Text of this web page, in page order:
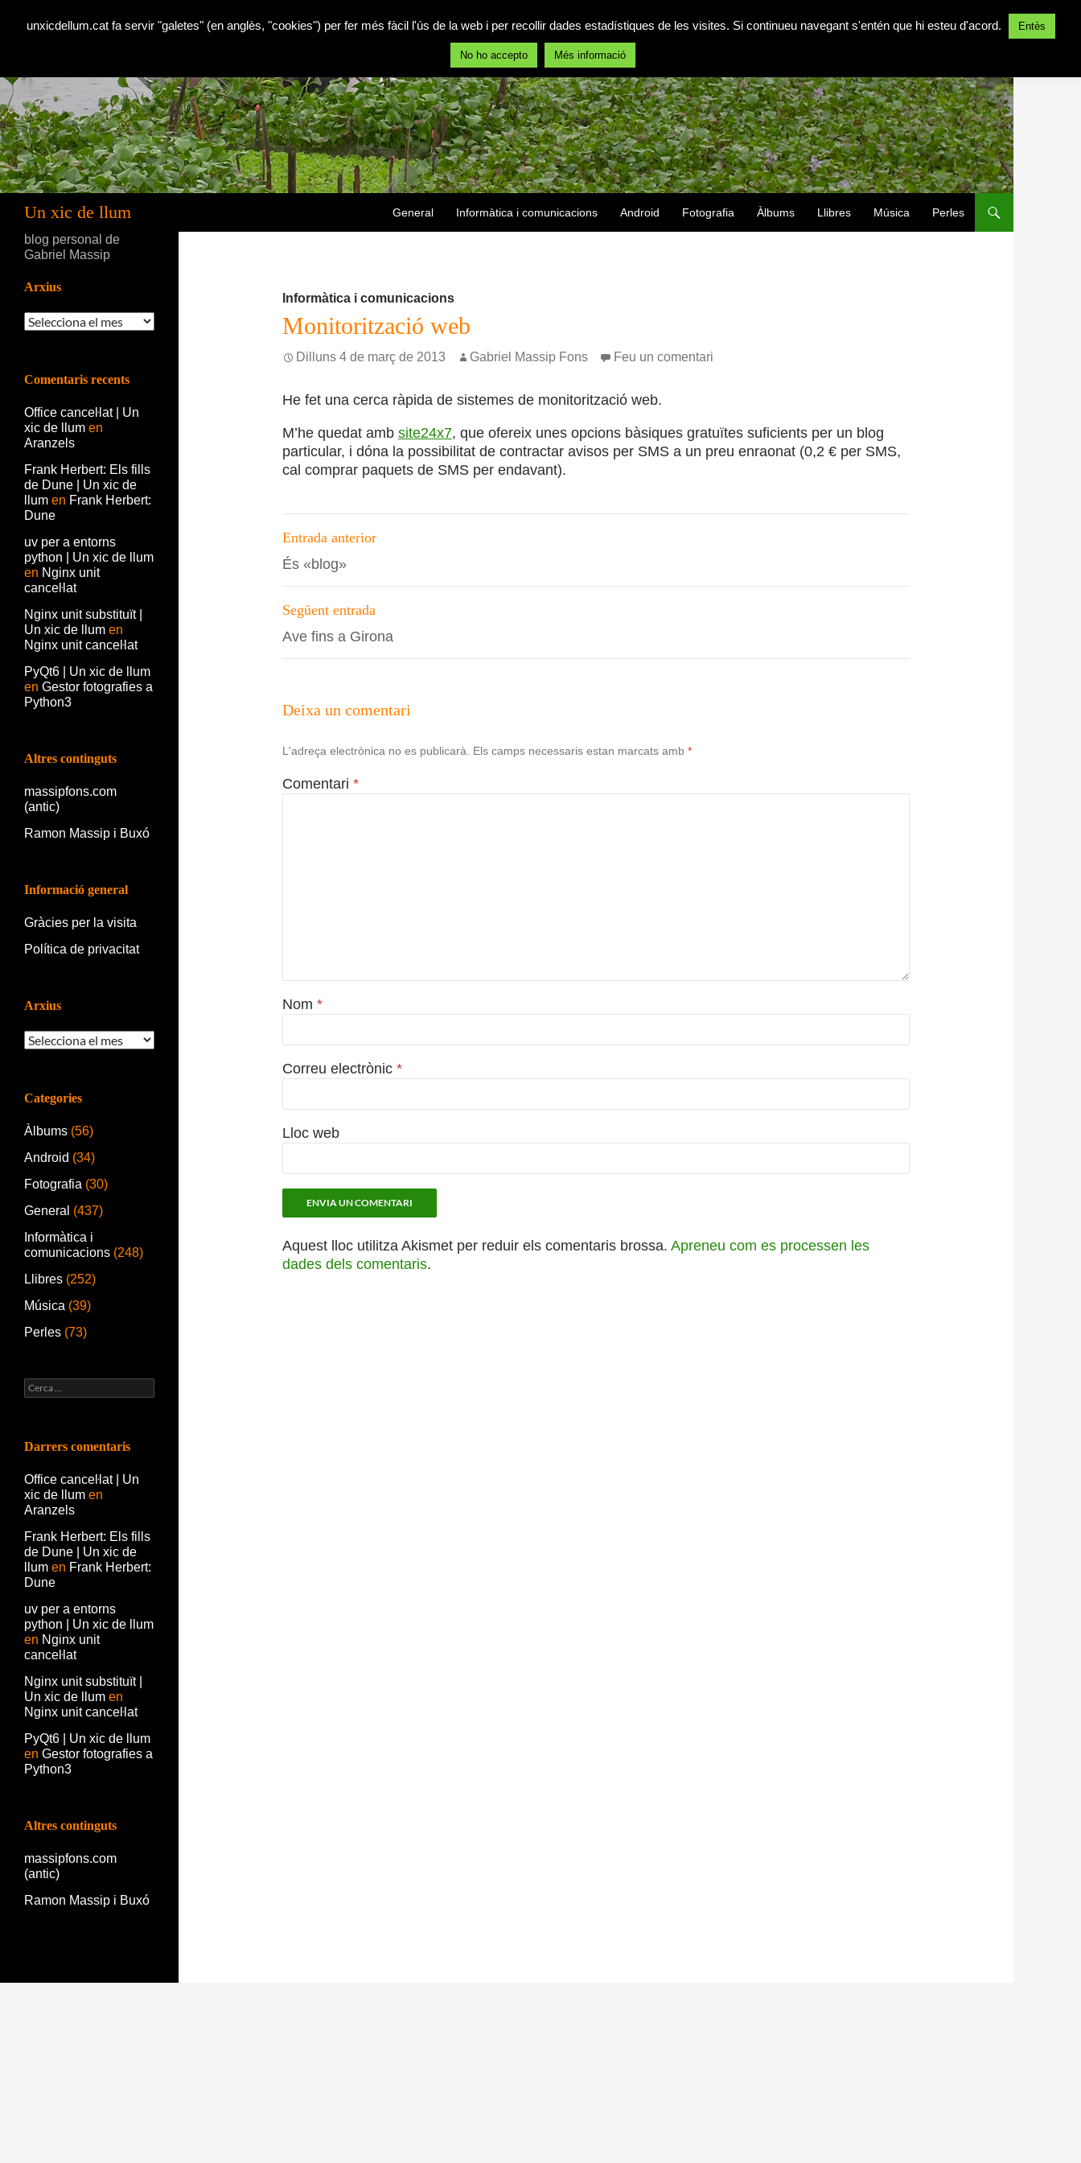
Un xic de llum
General
Informàtica i comunicacions Android Fotografia Àlbums Llibres Música Perles
Informàtica i comunicacions
Monitorització web
Dilluns 4 de març de 2013 Gabriel Massip Fons Feu un comentari
He fet una cerca ràpida de sistemes de monitorització web.
M’he quedat amb site24x7, que ofereix unes opcions bàsiques gratuïtes suficients per un blog
particular, i dóna la possibilitat de contractar avisos per SMS a un preu enraonat (0,2 € per SMS,
cal comprar paquets de SMS per endavant).
Navegació
per
les
entrades
Entrada anterior
És «blog»
Següent entrada
Ave fins a Girona
Deixa un comentari
L'adreça electrònica no es publicarà. Els camps necessaris estan marcats amb *
Comentari *
Nom *
Correu electrònic *
Lloc web
Aquest lloc utilitza Akismet per reduir els comentaris brossa. Apreneu com es processen les
dades dels comentaris.
blog personal de
Gabriel Massip
Arxius
Arxius
Comentaris recents
Office canceŀlat | Un
xic de llum en
Aranzels
Frank Herbert: Els fills
de Dune | Un xic de
llum en Frank Herbert:
Dune
uv per a entorns
python | Un xic de llum
en Nginx unit
canceŀlat
Nginx unit substituït |
Un xic de llum en
Nginx unit canceŀlat
PyQt6 | Un xic de llum
en Gestor fotografies a
Python3
Altres continguts
massipfons.com
(antic)
Ramon Massip i Buxó
Informació general
Gràcies per la visita
Política de privacitat
Arxius
Arxius
Categories
Àlbums (56)
Android (34)
Fotografia (30)
General (437)
Informàtica i
comunicacions (248)
Llibres (252)
Música (39)
Perles (73)
Cerca:
Darrers comentaris
Office canceŀlat | Un
xic de llum en
Aranzels
Frank Herbert: Els fills
de Dune | Un xic de
llum en Frank Herbert:
Dune
uv per a entorns
python | Un xic de llum
en Nginx unit
canceŀlat
Nginx unit substituït |
Un xic de llum en
Nginx unit canceŀlat
PyQt6 | Un xic de llum
en Gestor fotografies a
Python3
Altres continguts
massipfons.com
(antic)
Ramon Massip i Buxó
unxicdellum.cat fa servir "galetes" (en anglès, "cookies") per fer més fàcil l'ús de la web i per recollir dades estadístiques de les visites. Si continueu navegant s'entén que hi esteu d'acord. Entès
No ho accepto Més informació